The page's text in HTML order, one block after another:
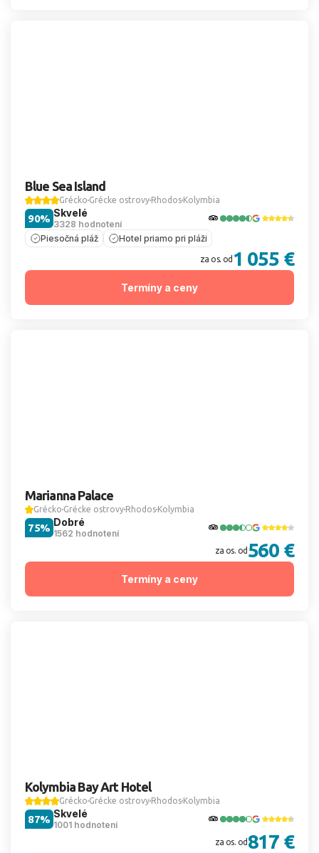
Blue Sea Island
Grécko Grécke ostrovy Rhodos Kolymbia
Skvelé
3328 hodnotení
90%
Piesočná pláž Hotel priamo pri pláži
za os. od 1 055 €
Termíny a ceny
Marianna Palace
Grécko Grécke ostrovy Rhodos Kolymbia
Dobré
1562 hodnotení
75%
za os. od 560 €
Termíny a ceny
Kolymbia Bay Art Hotel
Grécko Grécke ostrovy Rhodos Kolymbia
Skvelé
1001 hodnotení
87%
za os. od 817 €